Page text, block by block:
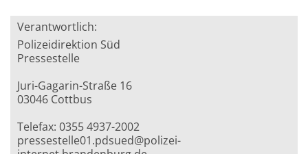
Verantwortlich:
Polizeidirektion Süd
Pressestelle
Juri-Gagarin-Straße 16
03046 Cottbus
Telefax: 0355 4937-2002
pressestelle01.pdsued@polizei-